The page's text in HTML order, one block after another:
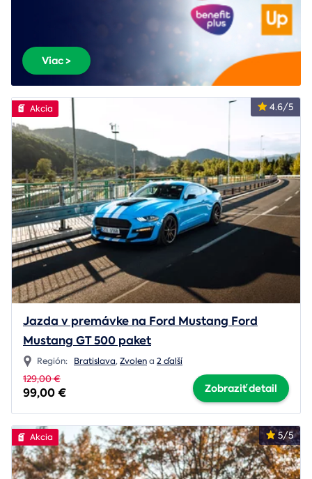
Viac >
4.6/5
Akcia
Jazda v premávke na Ford Mustang Ford
Mustang GT 500 paket
Región: Bratislava,Zvolena 2 ďalší
129,00 €
99,00 € Zobraziť detail
5/5
Akcia